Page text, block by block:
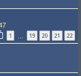
1 19 20 21 22